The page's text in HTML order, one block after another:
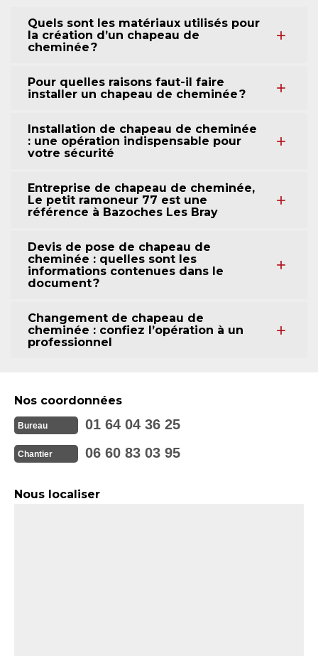
Quels sont les matériaux utilisés pour
la création d’un chapeau de
cheminée ?
Pour quelles raisons faut-il faire
installer un chapeau de cheminée ?
Installation de chapeau de cheminée
: une opération indispensable pour
votre sécurité
Entreprise de chapeau de cheminée,
Le petit ramoneur 77 est une
référence à Bazoches Les Bray
Devis de pose de chapeau de
cheminée : quelles sont les
informations contenues dans le
document ?
Changement de chapeau de
cheminée : confiez l’opération à un
professionnel
Nos coordonnées
Bureau 01 64 04 36 25
Chantier 06 60 83 03 95
Nous localiser